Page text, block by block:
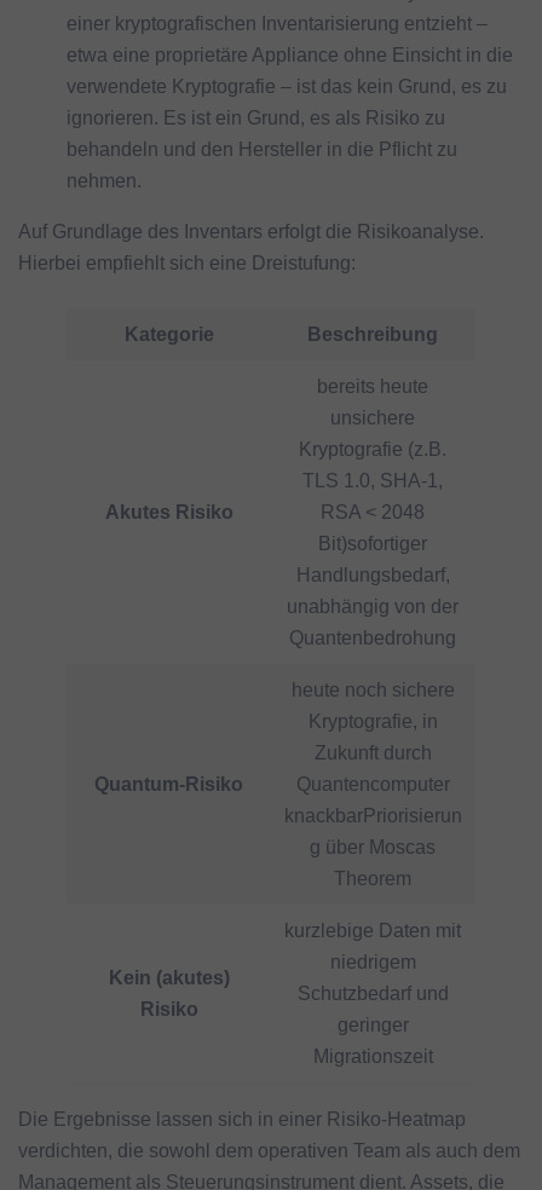
einer kryptografischen Inventarisierung entzieht –
etwa eine proprietäre Appliance ohne Einsicht in die
verwendete Kryptografie – ist das kein Grund, es zu
ignorieren. Es ist ein Grund, es als Risiko zu
behandeln und den Hersteller in die Pflicht zu
nehmen.
Auf Grundlage des Inventars erfolgt die Risikoanalyse.
Hierbei empfiehlt sich eine Dreistufung:
Kategorie Beschreibung
Akutes Risiko
bereits heute
unsichere
Kryptografie (z.B.
TLS 1.0, SHA-1,
RSA < 2048
Bit)sofortiger
Handlungsbedarf,
unabhängig von der
Quantenbedrohung
Quantum-Risiko
heute noch sichere
Kryptografie, in
Zukunft durch
Quantencomputer
knackbarPriorisierun
g über Moscas
Theorem
Kein (akutes)
Risiko
kurzlebige Daten mit
niedrigem
Schutzbedarf und
geringer
Migrationszeit
Die Ergebnisse lassen sich in einer Risiko-Heatmap
verdichten, die sowohl dem operativen Team als auch dem
Management als Steuerungsinstrument dient. Assets, die